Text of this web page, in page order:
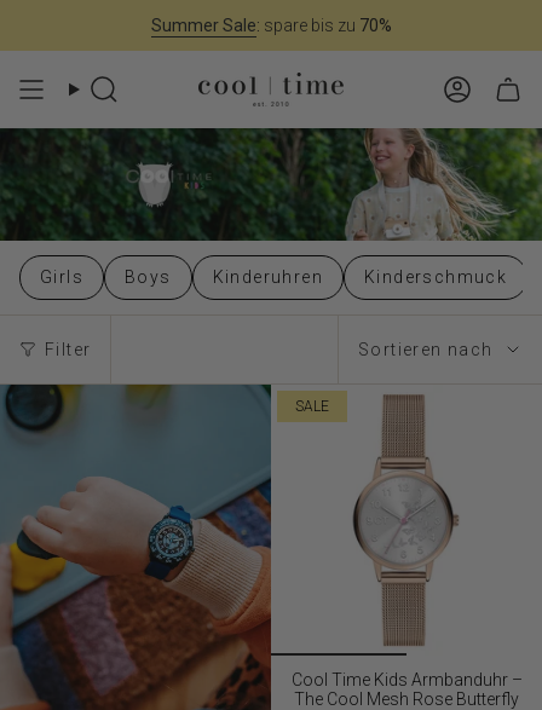
springen
Summer Sale: spare bis zu 70%
Suche Konto
Girls Boys Kinderuhren Kinderschmuck
Filter
Sortieren
nach
Sortieren nach
SALE
Cool Time Kids Armbanduhr –
The Cool Mesh Rose Butterfly